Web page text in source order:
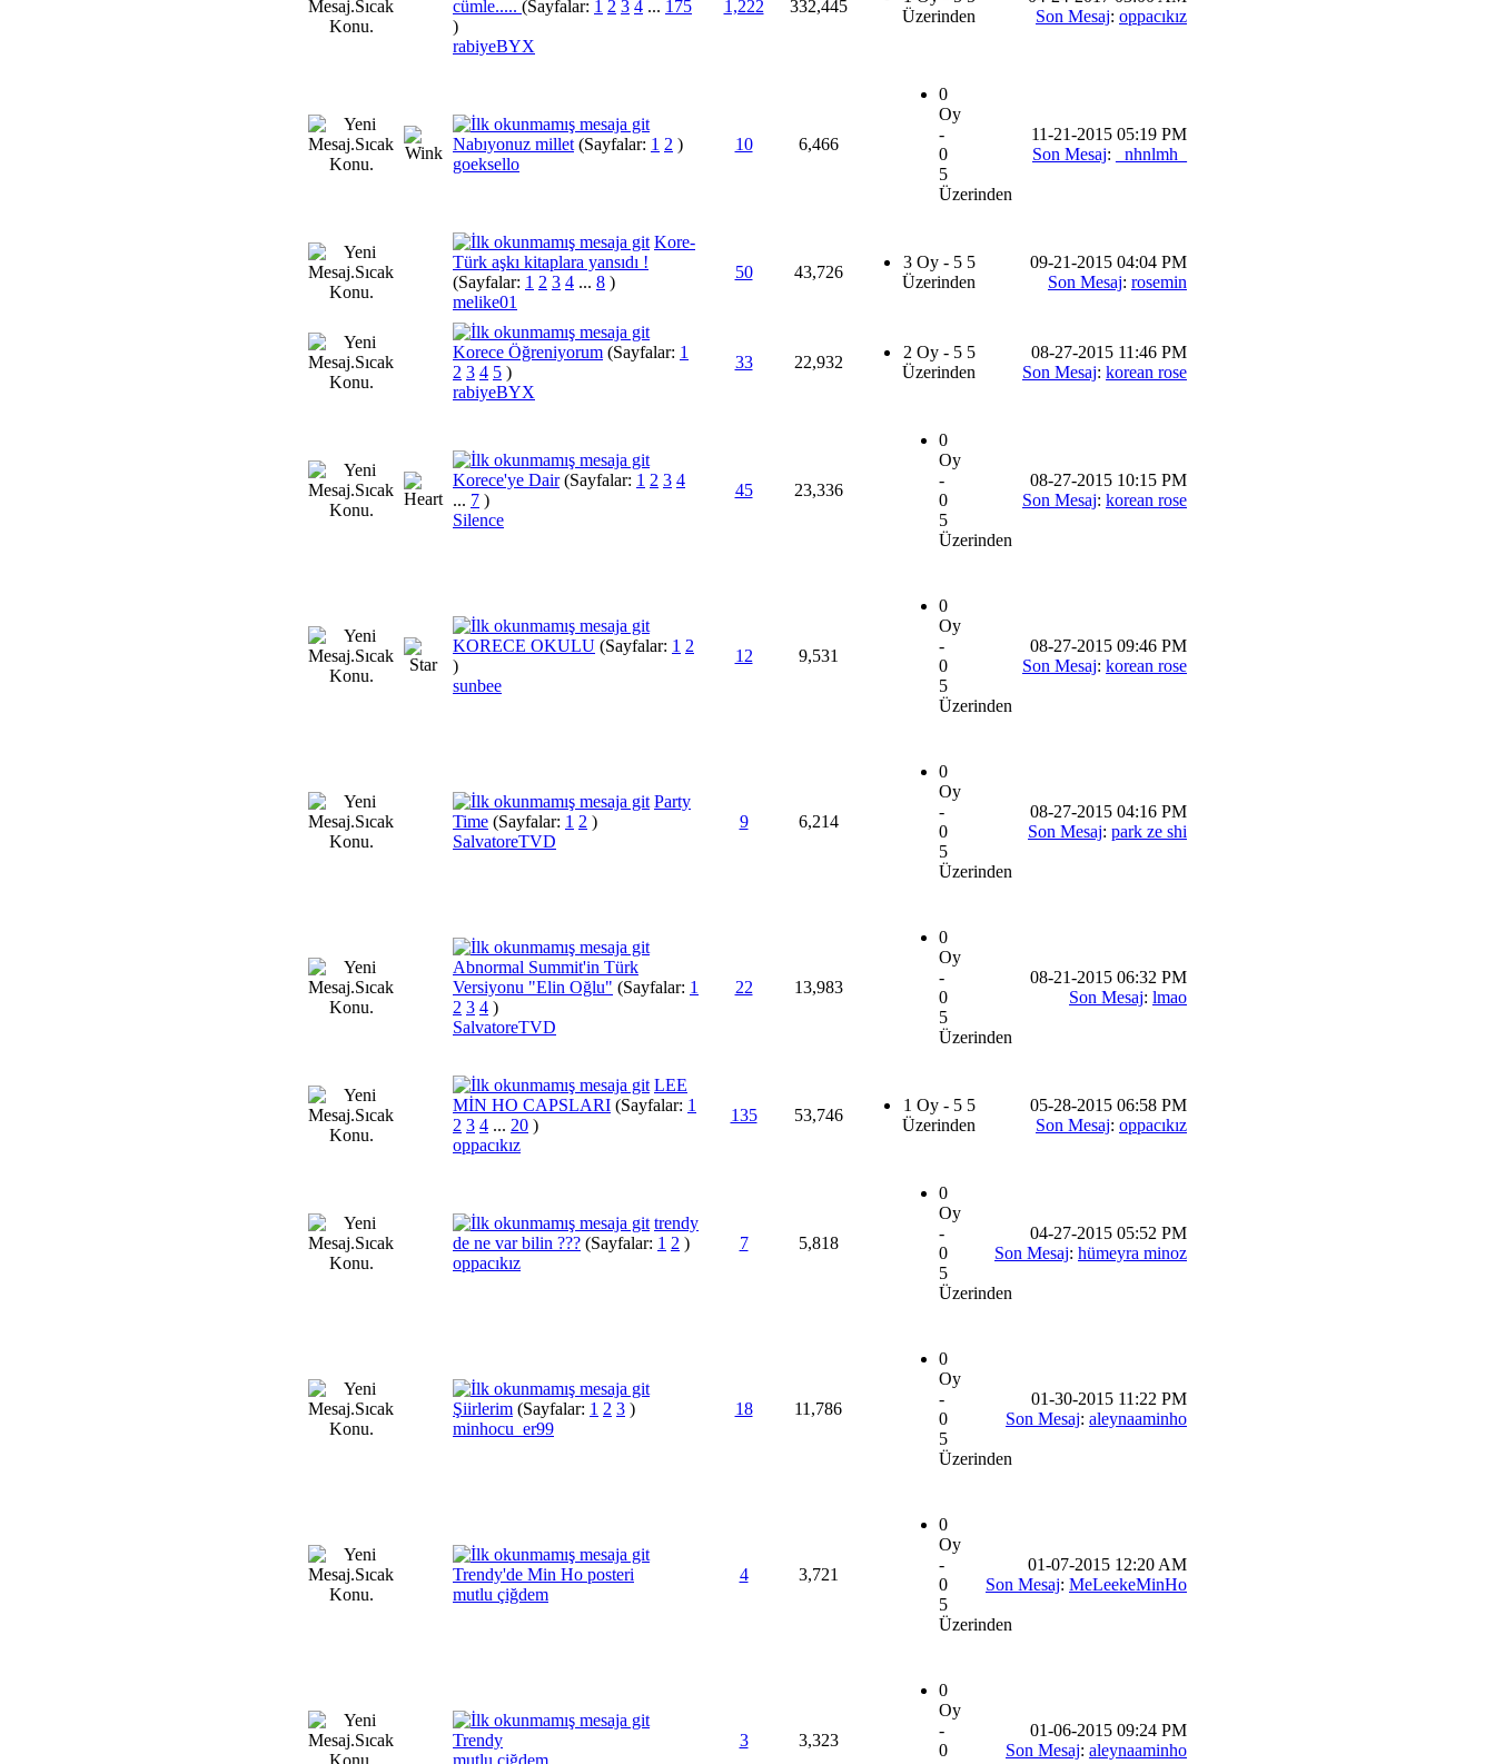
cümle..... (Sayfalar: 1 2 3 4 ... 175
)
rabiyeBYX
1,222 332,445
Üzerinden
Son Mesaj: oppacıkız
Nabıyonuz millet (Sayfalar: 1 2 )
goeksello
10 6,466
0
Oy
-
0
5
Üzerinden
11-21-2015 05:19 PM
Son Mesaj: _nhnlmh_
Kore-
Türk aşkı kitaplara yansıdı !
(Sayfalar: 1 2 3 4 ... 8 )
melike01
50 43,726
3 Oy - 5 5
Üzerinden
09-21-2015 04:04 PM
Son Mesaj: rosemin
Korece Öğreniyorum (Sayfalar: 1
2 3 4 5 )
rabiyeBYX
33 22,932
2 Oy - 5 5
Üzerinden
08-27-2015 11:46 PM
Son Mesaj: korean rose
Korece'ye Dair (Sayfalar: 1 2 3 4
... 7 )
Silence
45 23,336
0
Oy
-
0
5
Üzerinden
08-27-2015 10:15 PM
Son Mesaj: korean rose
KORECE OKULU (Sayfalar: 1 2
)
sunbee
12 9,531
0
Oy
-
0
5
Üzerinden
08-27-2015 09:46 PM
Son Mesaj: korean rose
Party
Time (Sayfalar: 1 2 )
SalvatoreTVD
9 6,214
0
Oy
-
0
5
Üzerinden
08-27-2015 04:16 PM
Son Mesaj: park ze shi
Abnormal Summit'in Türk
Versiyonu "Elin Oğlu" (Sayfalar: 1
2 3 4 )
SalvatoreTVD
22 13,983
0
Oy
-
0
5
Üzerinden
08-21-2015 06:32 PM
Son Mesaj: lmao
LEE
MİN HO CAPSLARI (Sayfalar: 1
2 3 4 ... 20 )
oppacıkız
135 53,746
1 Oy - 5 5
Üzerinden
05-28-2015 06:58 PM
Son Mesaj: oppacıkız
trendy
de ne var bilin ??? (Sayfalar: 1 2 )
oppacıkız
7 5,818
0
Oy
-
0
5
Üzerinden
04-27-2015 05:52 PM
Son Mesaj: hümeyra minoz
Şiirlerim (Sayfalar: 1 2 3 )
minhocu_er99
18 11,786
0
Oy
-
0
5
Üzerinden
01-30-2015 11:22 PM
Son Mesaj: aleynaaminho
Trendy'de Min Ho posteri
mutlu çiğdem
4 3,721
0
Oy
-
0
5
Üzerinden
01-07-2015 12:20 AM
Son Mesaj: MeLeekeMinHo
Trendy
mutlu çiğdem
3 3,323
0
Oy
-
0
01-06-2015 09:24 PM
Son Mesaj: aleynaaminho